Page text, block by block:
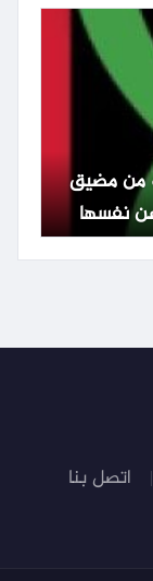
من مضيق
نفسها
اتصل بنا